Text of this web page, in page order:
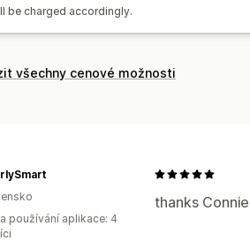
be charged accordingly.
všechny cenové možnosti
thanks
používání aplikace: 4